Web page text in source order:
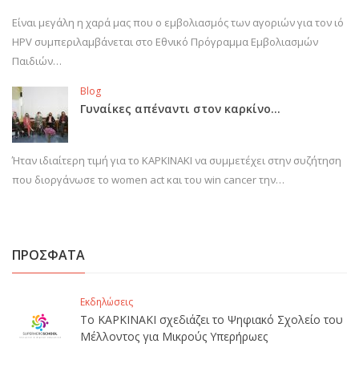
Είναι μεγάλη η χαρά μας που ο εμβολιασμός των αγοριών για τον ιό
HPV συμπεριλαμβάνεται στο Εθνικό Πρόγραμμα Εμβολιασμών
Παιδιών…
Blog
Γυναίκες απέναντι στον καρκίνο…
Ήταν ιδιαίτερη τιμή για το ΚΑΡΚΙΝΑΚΙ να συμμετέχει στην συζήτηση
που διοργάνωσε το women act και του win cancer την…
ΠΡΟΣΦΑΤΑ
Εκδηλώσεις
Το ΚΑΡΚΙΝΑΚΙ σχεδιάζει το Ψηφιακό Σχολείο του
Μέλλοντος για Μικρούς Υπερήρωες